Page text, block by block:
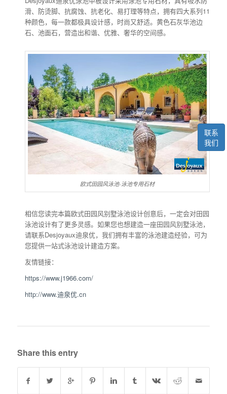
联系
我们
滑、防烫脚、抗腐蚀、抗老化、易打理等特点，拥有四大系列11
种颜色，每一款都极具设计感，时尚又舒适。黄色石灰华池边
石、池面石，营造出和谐、优雅、奢华的空间感。
欧式田园风泳池-泳池专用石材
相信您读完本篇欧式田园风别墅泳池设计创意后，一定会对田园
泳池设计有了更多灵感。如果您也想建造一座田园风别墅泳池，
请联系Desjoyaux迪泉优，我们拥有丰富的泳池建造经验，可为
您提供一站式泳池设计建造方案。
友情链接：
https://www.j1966.com/
http://www.迪泉优.cn
Share this entry